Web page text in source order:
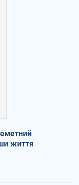
життя